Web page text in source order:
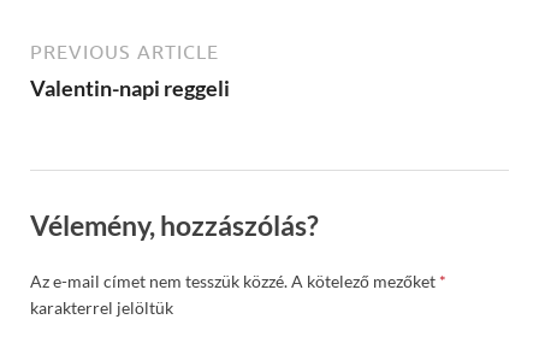
PREVIOUS ARTICLE
Valentin-napi reggeli
Vélemény, hozzászólás?
Az e-mail címet nem tesszük közzé.A kötelező mezőket *
karakterrel jelöltük